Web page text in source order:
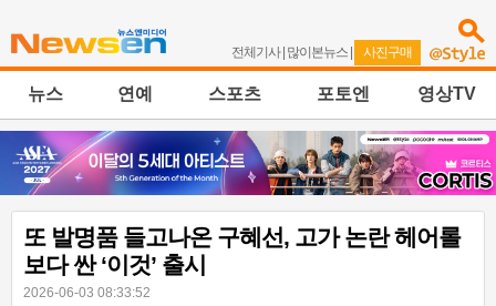
전체기사| 많이본뉴스 | 사진구매
뉴스 연예 스포츠 포토엔 영상TV
또 발명품 들고나온 구혜선, 고가 논란 헤어롤
보다 싼 ‘이것’ 출시
2026-06-03 08:33:52